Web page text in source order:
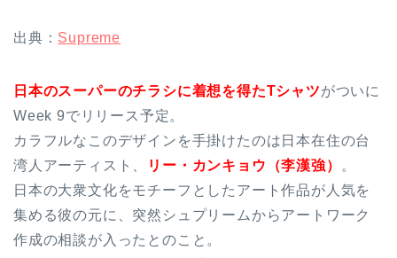
出典： Supreme
日本のスーパーのチラシに着想を得たTシャツがついに
Week 9でリリース予定。
カラフルなこのデザインを手掛けたのは日本在住の台
湾人アーティスト、
リー・カンキョウ（李漢強）
。
日本の大衆文化をモチーフとしたアート作品が人気を
集める彼の元に、突然シュプリームからアートワーク
作成の相談が入ったとのこと。